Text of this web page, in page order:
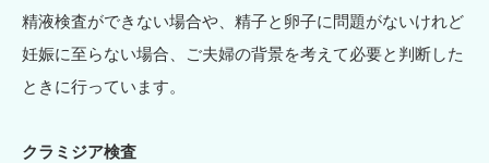
精液検査ができない場合や、精子と卵子に問題がないけれど
妊娠に至らない場合、ご夫婦の背景を考えて必要と判断した
ときに行っています。
クラミジア検査